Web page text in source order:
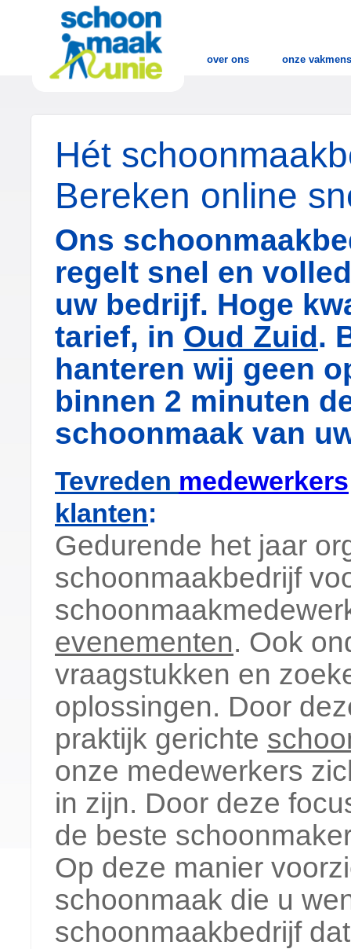
over ons onze
Hét
Bereken online
Ons
regelt snel en
uw bedrijf. Hoge
tarief, in Oud Zuid.
hanteren wij geen
binnen 2 minuten
schoonmaak van
Tevreden medewerkers
klanten:
Gedurende het jaar
schoonmaakbedrijf
evenementen. Ook
vraagstukken en
oplossingen. Door
praktijk gerichte
onze medewerkers
in zijn. Door deze
de beste
Op deze manier
schoonmaak die u
schoonmaakbedrijf